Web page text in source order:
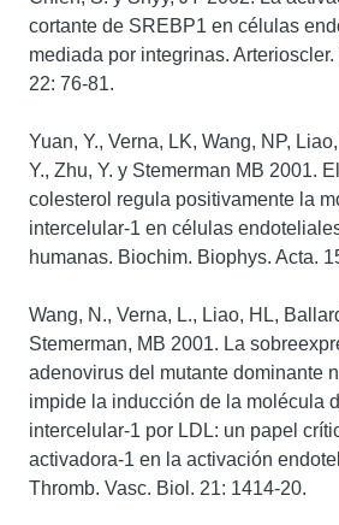
cortante de SREBP1 en células
mediada por integrinas.
22: 76-81.
Yuan, Y., Verna, LK, Wang, NP,
Y., Zhu, Y. y Stemerman MB 2001.
colesterol regula positivamente la
intercelular-1 en células
humanas. Biochim. Biophys. Acta.
Wang, N., Verna, L., Liao, HL,
Stemerman, MB 2001. La
adenovirus del mutante dominante
impide la inducción de la molécula
intercelular-1 por LDL: un papel
activadora-1 en la activación
Thromb. Vasc. Biol. 21: 1414-20.